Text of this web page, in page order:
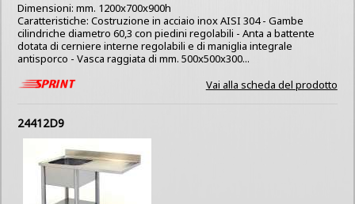
Dimensioni: mm. 1200x700x900h
Caratteristiche: Costruzione in acciaio inox AISI 304 - Gambe
cilindriche diametro 60,3 con piedini regolabili - Anta a battente
dotata di cerniere interne regolabili e di maniglia integrale
antisporco - Vasca raggiata di mm. 500x500x300...
Vai alla scheda del prodotto
24412D9